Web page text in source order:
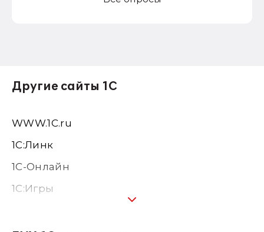
Другие сайты 1С
WWW.1С.ru
1С:Линк
1С-Онлайн
1C:Игры